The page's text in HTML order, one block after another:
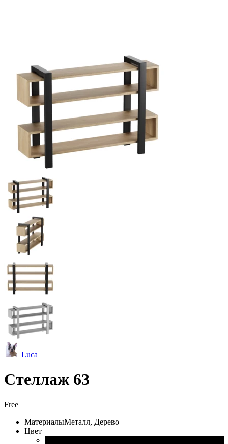
Luca
Стеллаж 63
Free
МатериалыМеталл, Дерево
Цвет